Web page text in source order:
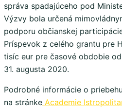
správa spadajúceho pod
Výzvy bola určená
podporu občianskej
Príspevok z celého grantu pre
tisíc eur pre časové obdobie
31. augusta 2020.
Podrobné informácie o
na stránke Academie